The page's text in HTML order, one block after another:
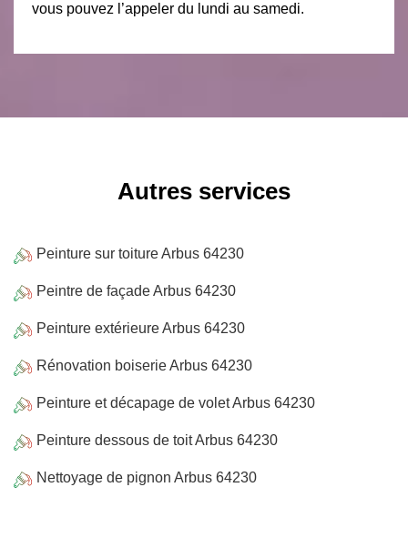
vous pouvez l’appeler du lundi au samedi.
Autres services
Peinture sur toiture Arbus 64230
Peintre de façade Arbus 64230
Peinture extérieure Arbus 64230
Rénovation boiserie Arbus 64230
Peinture et décapage de volet Arbus 64230
Peinture dessous de toit Arbus 64230
Nettoyage de pignon Arbus 64230